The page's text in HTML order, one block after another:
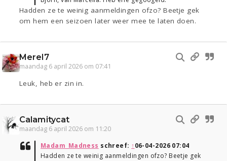
Hadden ze te weinig aanmeldingen ofzo? Beetje gek
om hem een seizoen later weer mee te laten doen.
Merel7
maandag 6 april 2026 om 07:41
Leuk, heb er zin in.
Calamitycat
maandag 6 april 2026 om 11:20
Madam_Madness schreef: ↑06-04-2026 07:04
Hadden ze te weinig aanmeldingen ofzo? Beetje gek